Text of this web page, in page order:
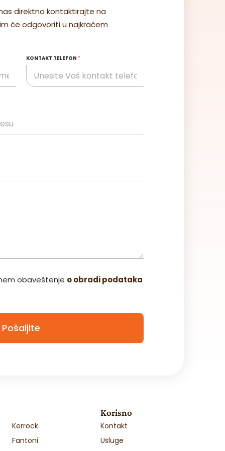
3050x1850x19 „BEST“
Cena na upit
Pozovite
Cena na upit
Šifra: 35-003JM: m2
direktno kontaktirajte na
će odgovoriti u najkraćem
KONTAKT TELEFON *
obaveštenje o obradi podataka
Pošaljite
Kerrock
Fantoni
Korisno
Kontakt
Usluge